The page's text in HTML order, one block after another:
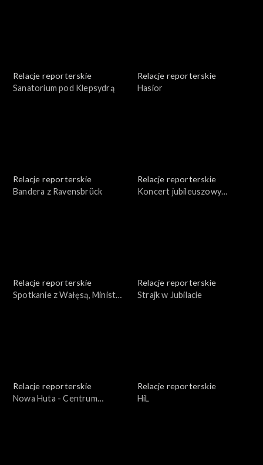
Relacje reporterskie
Sanatorium pod Klepsydrą
Relacje reporterskie
Hasior
Relacje reporterskie
Bandera z Ravensbrück
Relacje reporterskie
Koncert jubileuszowy
Relacje reporterskie
Spotkanie z Wałęsą, Minister
Relacje reporterskie
Strajk w Jubilacie
Relacje reporterskie
Nowa Huta - Centrum
Relacje reporterskie
HiL